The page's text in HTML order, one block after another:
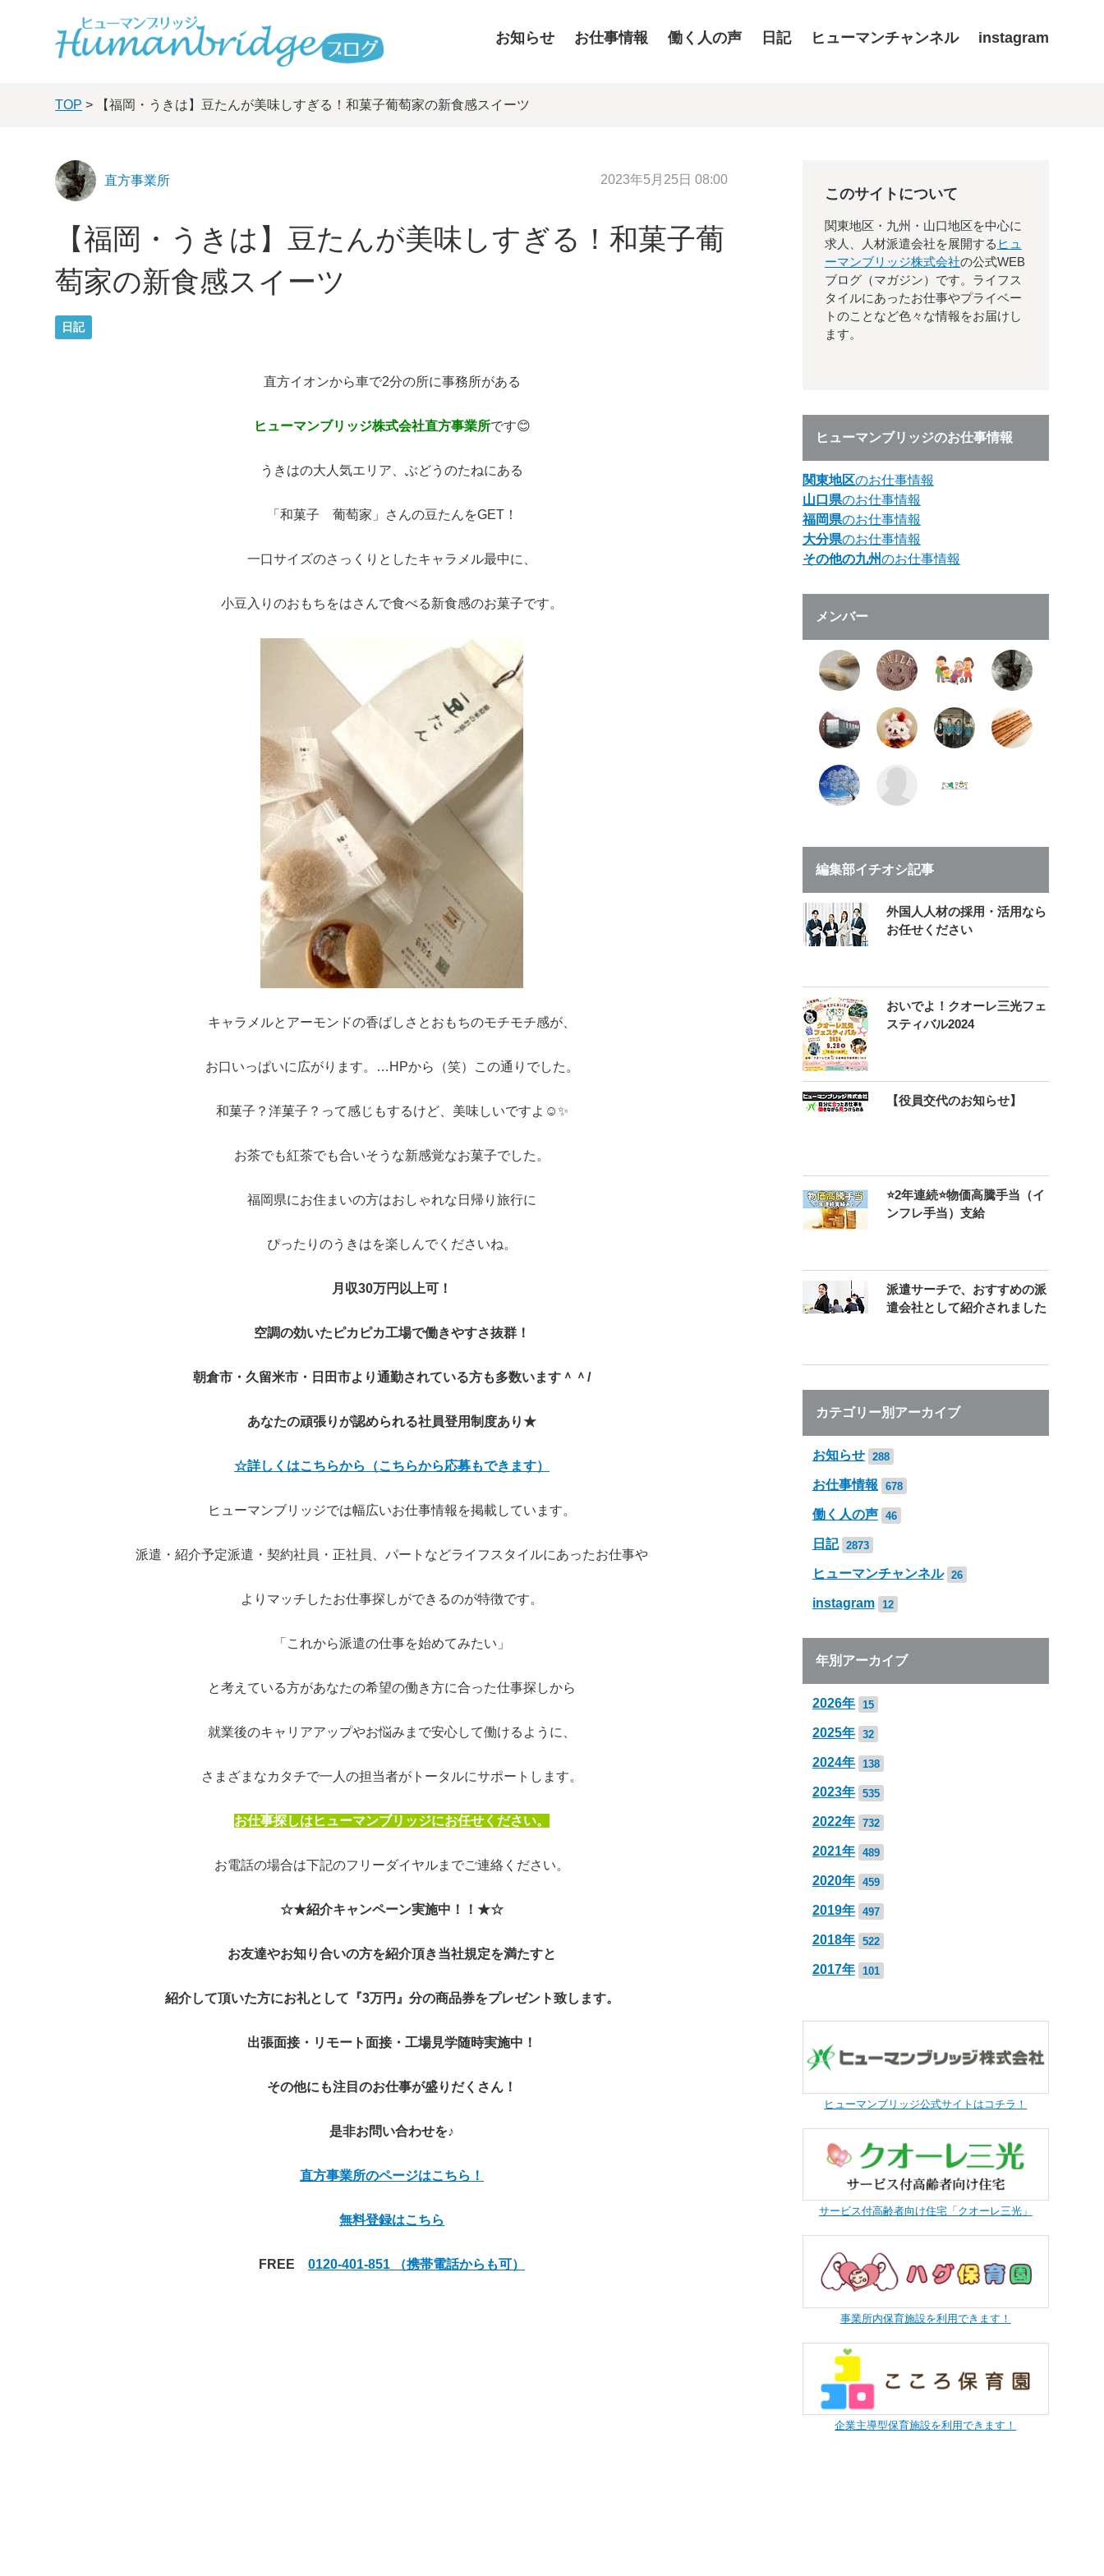
お知らせ お仕事情報 働く人の声 日記 ヒューマンチャンネル instagram
TOP > 【福岡・うきは】豆たんが美味しすぎる！和菓子葡萄家の新食感スイーツ
直方事業所 2023年5月25日 08:00
【福岡・うきは】豆たんが美味しすぎる！和菓子葡
萄家の新食感スイーツ
日記
直方イオンから車で2分の所に事務所がある
ヒューマンブリッジ株式会社直方事業所です😊
うきはの大人気エリア、ぶどうのたねにある
「和菓子 葡萄家」さんの豆たんをGET！
一口サイズのさっくりとしたキャラメル最中に、
小豆入りのおもちをはさんで食べる新食感のお菓子です。
キャラメルとアーモンドの香ばしさとおもちのモチモチ感が、
お口いっぱいに広がります。…HPから（笑）この通りでした。
和菓子？洋菓子？って感じもするけど、美味しいですよ☺✨
お茶でも紅茶でも合いそうな新感覚なお菓子でした。
福岡県にお住まいの方はおしゃれな日帰り旅行に
ぴったりのうきはを楽しんでくださいね。
月収30万円以上可！
空調の効いたピカピカ工場で働きやすさ抜群！
朝倉市・久留米市・日田市より通勤されている方も多数います＾＾/
あなたの頑張りが認められる社員登用制度あり★
☆詳しくはこちらから（こちらから応募もできます）
ヒューマンブリッジでは幅広いお仕事情報を掲載しています。
派遣・紹介予定派遣・契約社員・正社員、パートなどライフスタイルにあったお仕事や
よりマッチしたお仕事探しができるのが特徴です。
「これから派遣の仕事を始めてみたい」
と考えている方があなたの希望の働き方に合った仕事探しから
就業後のキャリアアップやお悩みまで安心して働けるように、
さまざまなカタチで一人の担当者がトータルにサポートします。
お仕事探しはヒューマンブリッジにお任せください。
お電話の場合は下記のフリーダイヤルまでご連絡ください。
☆★紹介キャンペーン実施中！！★☆
お友達やお知り合いの方を紹介頂き当社規定を満たすと
紹介して頂いた方にお礼として『3万円』分の商品券をプレゼント致します。
出張面接・リモート面接・工場見学随時実施中！
その他にも注目のお仕事が盛りだくさん！
是非お問い合わせを♪
直方事業所のページはこちら！
無料登録はこちら
FREE 0120-401-851 （携帯電話からも可）
このサイトについて
関東地区・九州・山口地区を中心に
求人、人材派遣会社を展開する ヒュ
ーマンブリッジ株式会社の公式WEB
ブログ（マガジン）です。ライフス
タイルにあったお仕事やプライベー
トのことなど色々な情報をお届けし
ます。
ヒューマンブリッジのお仕事情報
関東地区のお仕事情報
山口県のお仕事情報
福岡県のお仕事情報
大分県のお仕事情報
その他の九州のお仕事情報
メンバー
編集部イチオシ記事
外国人人材の採用・活用なら
お任せください
おいでよ！クオーレ三光フェ
スティバル2024
【役員交代のお知らせ】
⭐2年連続⭐物価高騰手当（イ
ンフレ手当）支給
派遣サーチで、おすすめの派
遣会社として紹介されました
カテゴリー別アーカイブ
お知らせ 288
お仕事情報 678
働く人の声 46
日記 2873
ヒューマンチャンネル 26
instagram 12
年別アーカイブ
2026年 15
2025年 32
2024年 138
2023年 535
2022年 732
2021年 489
2020年 459
2019年 497
2018年 522
2017年 101
ヒューマンブリッジ公式サイトはコチラ！
サービス付高齢者向け住宅「クオーレ三光」
事業所内保育施設を利用できます！
企業主導型保育施設を利用できます！